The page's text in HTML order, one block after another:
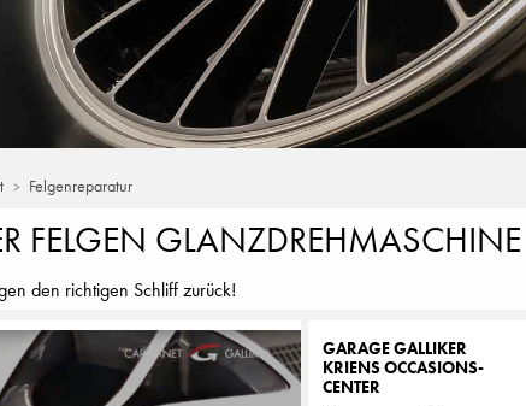
Felgenreparatur
FELGEN GLANZDREHMASCHINE
den richtigen Schliff zurück!
GARAGE GALLIKER
KRIENS OCCASIONS-
CENTER